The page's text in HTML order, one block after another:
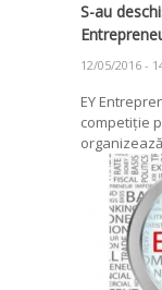
S-au
12/05/2016 -
EY
competiție